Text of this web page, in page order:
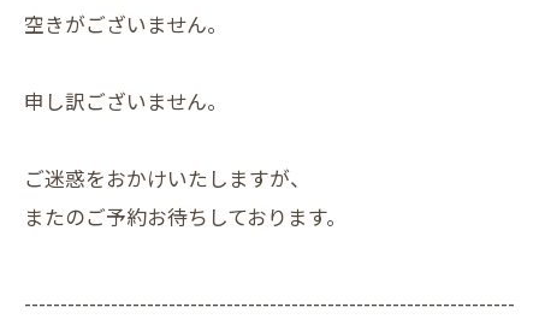
空きがございません。
申し訳ございません。
ご迷惑をおかけいたしますが、
またのご予約お待ちしております。
--------------------------------------------------------------------